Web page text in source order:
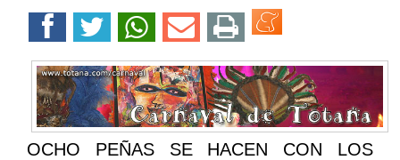
OCHO PEÑAS SE HACEN CON LOS